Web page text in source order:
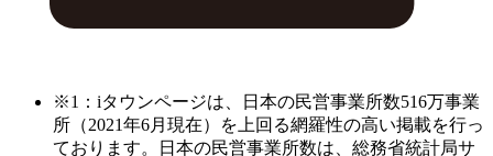
※1：iタウンページは、日本の民営事業所数516万事業
所（2021年6月現在）を上回る網羅性の高い掲載を行っ
ております。日本の民営事業所数は、総務省統計局サ